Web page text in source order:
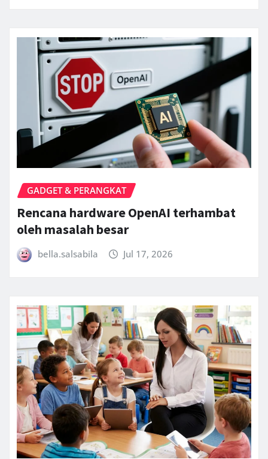
GADGET & PERANGKAT
Rencana hardware OpenAI terhambat
oleh masalah besar
bella.salsabila Jul 17, 2026